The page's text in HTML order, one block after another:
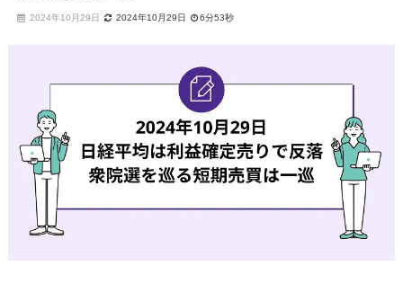
2024年10月29日 2024年10月29日 6分53秒